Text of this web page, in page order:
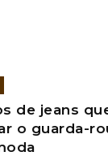
de jeans
o guarda-